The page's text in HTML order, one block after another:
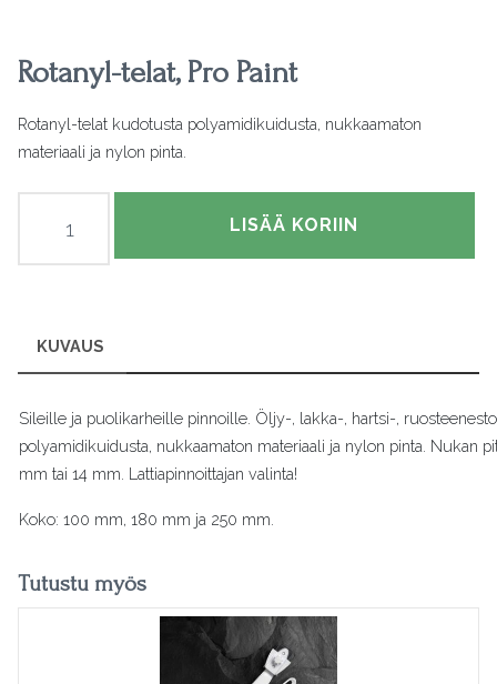
Rotanyl-telat, Pro Paint
Rotanyl-telat kudotusta polyamidikuidusta, nukkaamaton
materiaali ja nylon pinta.
Pro
LISÄÄ KORIIN
KUVAUS
Sileille ja puolikarheille pinnoille. Öljy-, lakka-, hartsi-,
polyamidikuidusta, nukkaamaton materiaali ja nylon pinta. Nukan
mm tai 14 mm. Lattiapinnoittajan valinta!
Koko: 100 mm, 180 mm ja 250 mm.
Tutustu myös